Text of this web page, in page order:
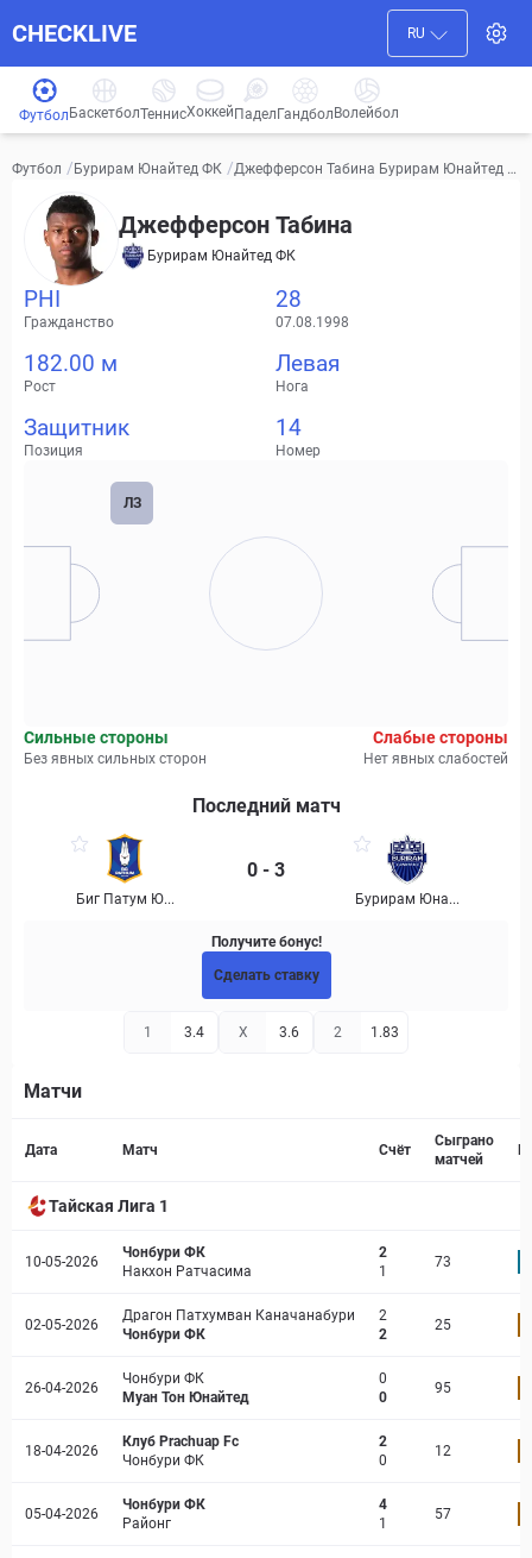
CHECKLIVE RU
Футбол БаскетболТеннисХоккей ПаделГандбол Волейбол
Футбол / Бурирам Юнайтед ФК /Джефферсон Табина Бурирам Юнайтед Ф
Джефферсон Табина
Бурирам Юнайтед ФК
PHI
Гражданство
28
07.08.1998
182.00 м
Рост
Левая
Нога
Защитник
Позиция
14
Номер
ЛЗ
Сильные стороны
Без явных сильных сторон
Слабые стороны
Нет явных слабостей
Последний матч
Биг Патум Ю...
0 - 3
Бурирам Юна...
Получите бонус!
Сделать ставку
1 3.4 X 3.6 2 1.83
Матчи
Дата Матч Счёт
Сыграно
матчей
Тайская Лига 1
10-05-2026
Чонбури ФК
Накхон Ратчасима
2
1
73
02-05-2026
Драгон Патхумван Каначанабури
Чонбури ФК
2
2
25
26-04-2026
Чонбури ФК
Муан Тон Юнайтед
0
0
95
18-04-2026
Клуб Prachuap Fc
Чонбури ФК
2
0
12
05-04-2026
Чонбури ФК
Районг
4
1
57